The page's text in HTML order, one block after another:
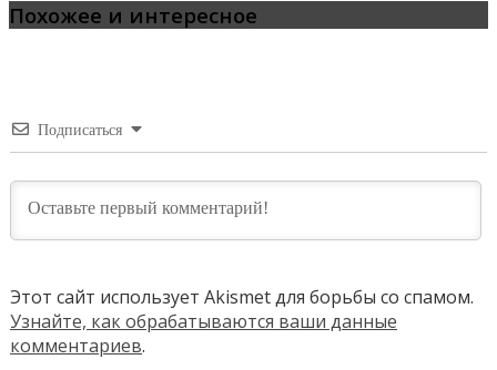
Похожее и интересное
Подписаться
Этот сайт использует Akismet для борьбы со спамом.
Узнайте, как обрабатываются ваши данные
комментариев.